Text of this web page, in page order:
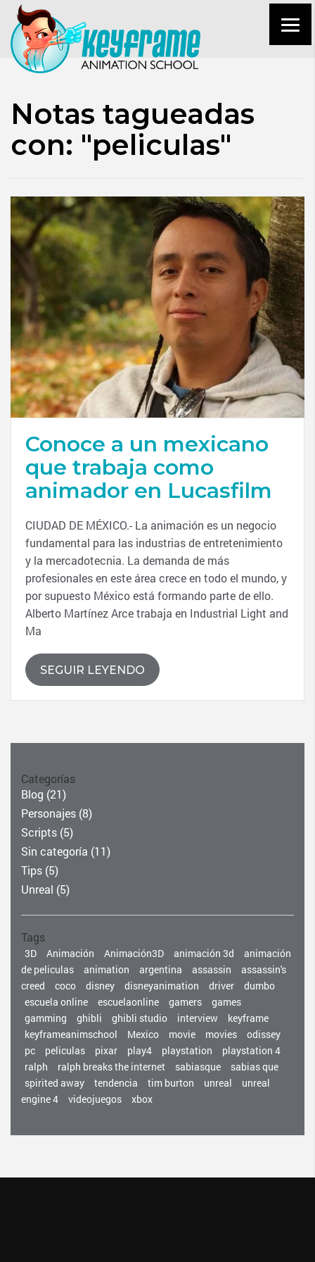
Notas tagueadas
con: "peliculas"
Conoce a un mexicano
que trabaja como
animador en Lucasfilm
CIUDAD DE MÉXICO.- La animación es un negocio
fundamental para las industrias de entretenimiento
y la mercadotecnia. La demanda de más
profesionales en este área crece en todo el mundo, y
por supuesto México está formando parte de ello.
Alberto Martínez Arce trabaja en Industrial Light and
Ma
SEGUIR LEYENDO
Categorías
Blog (21)
Personajes (8)
Scripts (5)
Sin categoría (11)
Tips (5)
Unreal (5)
Tags
3D Animación Animación3D animación 3d
animación
de peliculas
animation argentina assassin
assassin's
creed
coco disney disneyanimation driver
dumbo
escuela online
escuelaonline gamers
games
gamming
ghibli ghibli studio interview
keyframe
keyframeanimschool
Mexico movie movies
odissey
pc
peliculas pixar play4 playstation
playstation 4
ralph
ralph breaks the internet sabiasque
sabias que
spirited away
tendencia tim burton unreal
unreal
engine 4
videojuegos xbox